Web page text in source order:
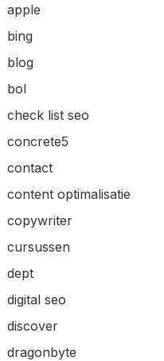
apple
bing
blog
bol
check list seo
concrete5
contact
content optimalisatie
copywriter
cursussen
dept
digital seo
discover
dragonbyte